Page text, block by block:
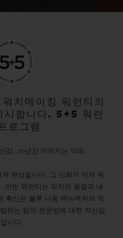
치메이킹 워런티의
시합니다. 5+5 워런
로그램
감. 10년간 이어지는 약속.
완성됩니다. 그 신뢰가 이제 워
이번 워런티는 워치의 품질과 내
확신은 물론 니옹 매뉴팩처의 역
하는 팀의 전문성에 대한 자신감
입니다.